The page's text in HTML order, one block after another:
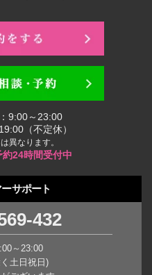
9:00～23:00
（不定休）
異なります。
24時間受付中
サポート
432
～23:00
土日祝日)